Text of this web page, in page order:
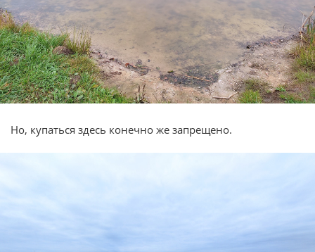
Но, купаться здесь конечно же запрещено.